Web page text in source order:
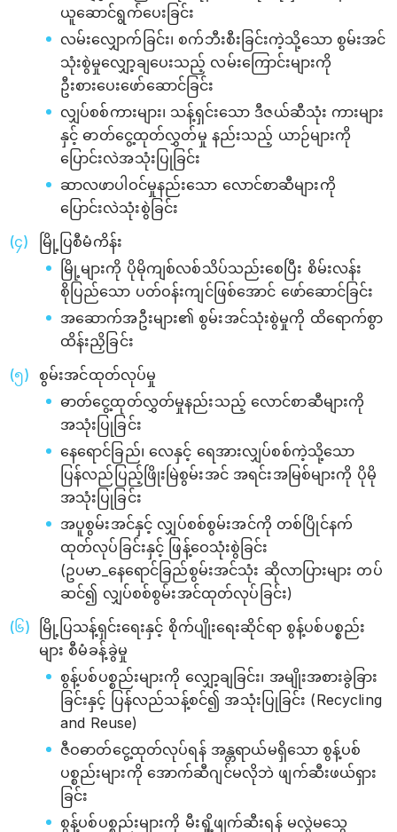
ယူဆောင်ရွက်ပေးခြင်း
လမ်းလျှောက်ခြင်း၊ စက်ဘီးစီးခြင်းကဲ့သို့သော စွမ်းအင်
သုံးစွဲမှုလျှော့ချပေးသည့် လမ်းကြောင်းများကို
ဦးစားပေးဖော်ဆောင်ခြင်း
လျှပ်စစ်ကားများ၊ သန့်ရှင်းသော ဒီဇယ်ဆီသုံး ကားများ
နှင့် ဓာတ်ငွေ့ထုတ်လွှတ်မှု နည်းသည့် ယာဉ်များကို
ပြောင်းလဲအသုံးပြုခြင်း
ဆာလဖာပါဝင်မှုနည်းသော လောင်စာဆီများကို
ပြောင်းလဲသုံးစွဲခြင်း
မြို့ပြစီမံကိန်း
မြို့များကို ပိုမိုကျစ်လစ်သိပ်သည်းစေပြီး စိမ်းလန်း
စိုပြည်သော ပတ်ဝန်းကျင်ဖြစ်အောင် ဖော်ဆောင်ခြင်း
အဆောက်အဦးများ၏ စွမ်းအင်သုံးစွဲမှုကို ထိရောက်စွာ
ထိန်းညှိခြင်း
စွမ်းအင်ထုတ်လုပ်မှု
ဓာတ်ငွေ့ထုတ်လွှတ်မှုနည်းသည့် လောင်စာဆီများကို
အသုံးပြုခြင်း
နေရောင်ခြည်၊ လေနှင့် ရေအားလျှပ်စစ်ကဲ့သို့သော
ပြန်လည်ပြည့်ဖြိုးမြဲစွမ်းအင် အရင်းအမြစ်များကို ပိုမို
အသုံးပြုခြင်း
အပူစွမ်းအင်နှင့် လျှပ်စစ်စွမ်းအင်ကို တစ်ပြိုင်နက်
ထုတ်လုပ်ခြင်းနှင့် ဖြန့်ဝေသုံးစွဲခြင်း
(ဥပမာ_နေရောင်ခြည်စွမ်းအင်သုံး ဆိုလာပြားများ တပ်
ဆင်၍ လျှပ်စစ်စွမ်းအင်ထုတ်လုပ်ခြင်း)
မြို့ပြသန့်ရှင်းရေးနှင့် စိုက်ပျိုးရေးဆိုင်ရာ စွန့်ပစ်ပစ္စည်း
များ စီမံခန့်ခွဲမှု
စွန့်ပစ်ပစ္စည်းများကို လျှော့ချခြင်း၊ အမျိုးအစားခွဲခြား
ခြင်းနှင့် ပြန်လည်သန့်စင်၍ အသုံးပြုခြင်း (Recycling
and Reuse)
ဇီဝဓာတ်ငွေ့ထုတ်လုပ်ရန် အန္တရာယ်မရှိသော စွန့်ပစ်
ပစ္စည်းများကို အောက်ဆီဂျင်မလိုဘဲ ဖျက်ဆီးဖယ်ရှား
ခြင်း
စွန့်ပစ်ပစ္စည်းများကို မီးရှို့ဖျက်ဆီးရန် မလွဲမသွေ